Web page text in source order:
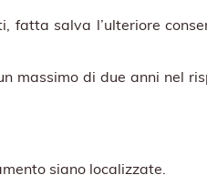
fatta salva l’ulteriore
massimo di due anni nel
siano localizzate.